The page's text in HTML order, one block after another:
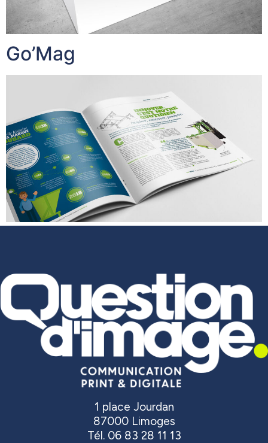
Go’Mag
1 place Jourdan
87000 Limoges
Tél. 06 83 28 11 13